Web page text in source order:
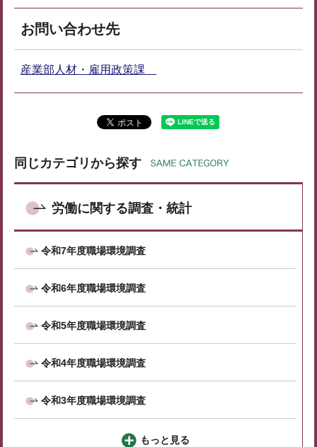
お問い合わせ先
産業部人材・雇用政策課
同じカテゴリから探す
労働に関する調査・統計
令和7年度職場環境調査
令和6年度職場環境調査
令和5年度職場環境調査
令和4年度職場環境調査
令和3年度職場環境調査
もっと見る